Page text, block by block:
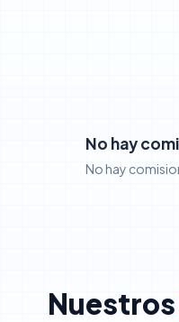
No hay
No hay
Nuestros